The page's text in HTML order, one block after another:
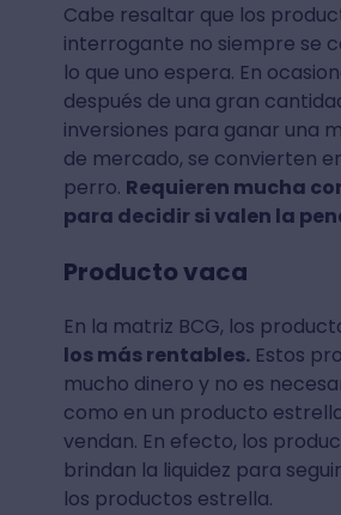
Cabe resaltar que los
interrogante no siempre se
lo que uno espera. En
después de una gran
inversiones para ganar una
de mercado, se convierten
perro. Requieren mucha
para decidir si valen la
Producto vaca
En la matriz BCG, los
los más rentables.Estos
mucho dinero y no es
como en un producto
vendan. En efecto, los
brindan la liquidez para
los productos estrella.